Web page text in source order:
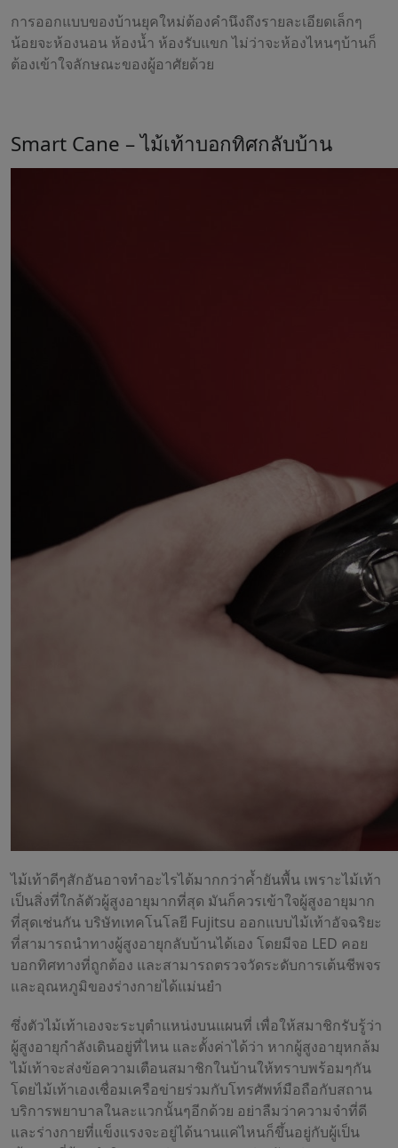
การออกแบบของบ้านยุคใหม่ต้องคำนึงถึงรายละเอียดเล็กๆ
น้อยจะห้องนอน ห้องน้ำ ห้องรับแขก ไม่ว่าจะห้องไหนๆบ้านก็
ต้องเข้าใจลักษณะของผู้อาศัยด้วย
Smart Cane – ไม้เท้าบอกทิศกลับบ้าน
ไม้เท้าดีๆสักอันอาจทำอะไรได้มากกว่าค้ำยันพื้น เพราะไม้เท้า
เป็นสิ่งที่ใกล้ตัวผู้สูงอายุมากที่สุด มันก็ควรเข้าใจผู้สูงอายุมาก
ที่สุดเช่นกัน บริษัทเทคโนโลยี Fujitsu ออกแบบไม้เท้าอัจฉริยะ
ที่สามารถนำทางผู้สูงอายุกลับบ้านได้เอง โดยมีจอ LED คอย
บอกทิศทางที่ถูกต้อง และสามารถตรวจวัดระดับการเต้นชีพจร
และอุณหภูมิของร่างกายได้แม่นยำ
ซึ่งตัวไม้เท้าเองจะระบุตำแหน่งบนแผนที่ เพื่อให้สมาชิกรับรู้ว่า
ผู้สูงอายุกำลังเดินอยู่ที่ไหน และตั้งค่าได้ว่า หากผู้สูงอายุหกล้ม
ไม้เท้าจะส่งข้อความเตือนสมาชิกในบ้านให้ทราบพร้อมๆกัน
โดยไม้เท้าเองเชื่อมเครือข่ายร่วมกับโทรศัพท์มือถือกับสถาน
บริการพยาบาลในละแวกนั้นๆอีกด้วย อย่าลืมว่าความจำที่ดี
และร่างกายที่แข็งแรงจะอยู่ได้นานแค่ไหนก็ขึ้นอยู่กับผู้เป็น